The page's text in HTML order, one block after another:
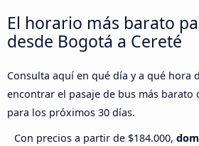
El horario más barato
desde Bogotá a Cereté
Consulta aquí en qué día y a qué hora
encontrar el pasaje de bus más barato
para los próximos 30 días.
Con precios a partir de $184.000,